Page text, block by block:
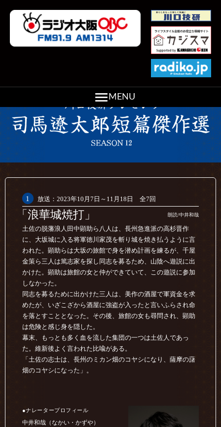
1 放送：2023年10月7日～11月18日 全7回
「浪華城焼打」 朗読/中井和哉
土佐の脱藩浪人田中顕助ら八人は、長州急進派の高杉晋作
に、大坂城に入る将軍徳川家茂を斬り城を焼き払うように言
われた。顕助らは大坂の旅館で身を潜め計画を練るが、千屋
金策ら三人は篤志家を探し同志を募るため、山陰へ遊説に出
かけた。顕助は旅館の女と仲ができていて、この遊説に参加
しなかった。
同志を募るために出かけた三人は、美作の酒屋で軍資金を求
めたが、いざこざから酒屋に強盗が入ったと言いふらされ命
を落とすこととなった。その後、旅館の女も尋問され、顕助
は危険と感じ身を隠した。
幕末、もっとも多く血を流した集団の一つは土佐人であっ
た。維新後よく言われた比喩がある。
「土佐の志士は、長州のミカン畑のコヤシになり、薩摩の藷
畑のコヤシになった」。
●ナレータープロフィール
中井和哉（なかい・かずや）
toggle
menu